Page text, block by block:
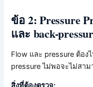
ข้อ 2: Pressure
และ back-
Flow และ pressure ต้อง
pressure ไม่พอจะไม่สา